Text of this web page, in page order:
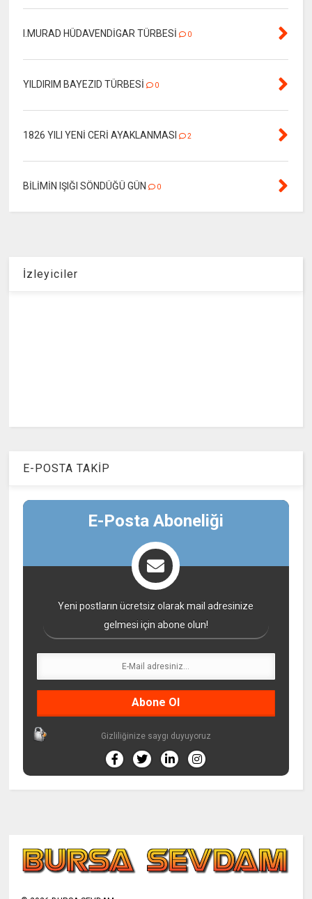
I.MURAD HÜDAVENDİGAR TÜRBESİ 0
YILDIRIM BAYEZID TÜRBESİ 0
1826 YILI YENİ CERİ AYAKLANMASI 2
BİLİMİN IŞIĞI SÖNDÜĞÜ GÜN 0
İzleyiciler
E-POSTA TAKİP
E-Posta Aboneliği
Yeni postların ücretsiz olarak mail adresinize
gelmesi için abone olun!
Gizliliğinize saygı duyuyoruz